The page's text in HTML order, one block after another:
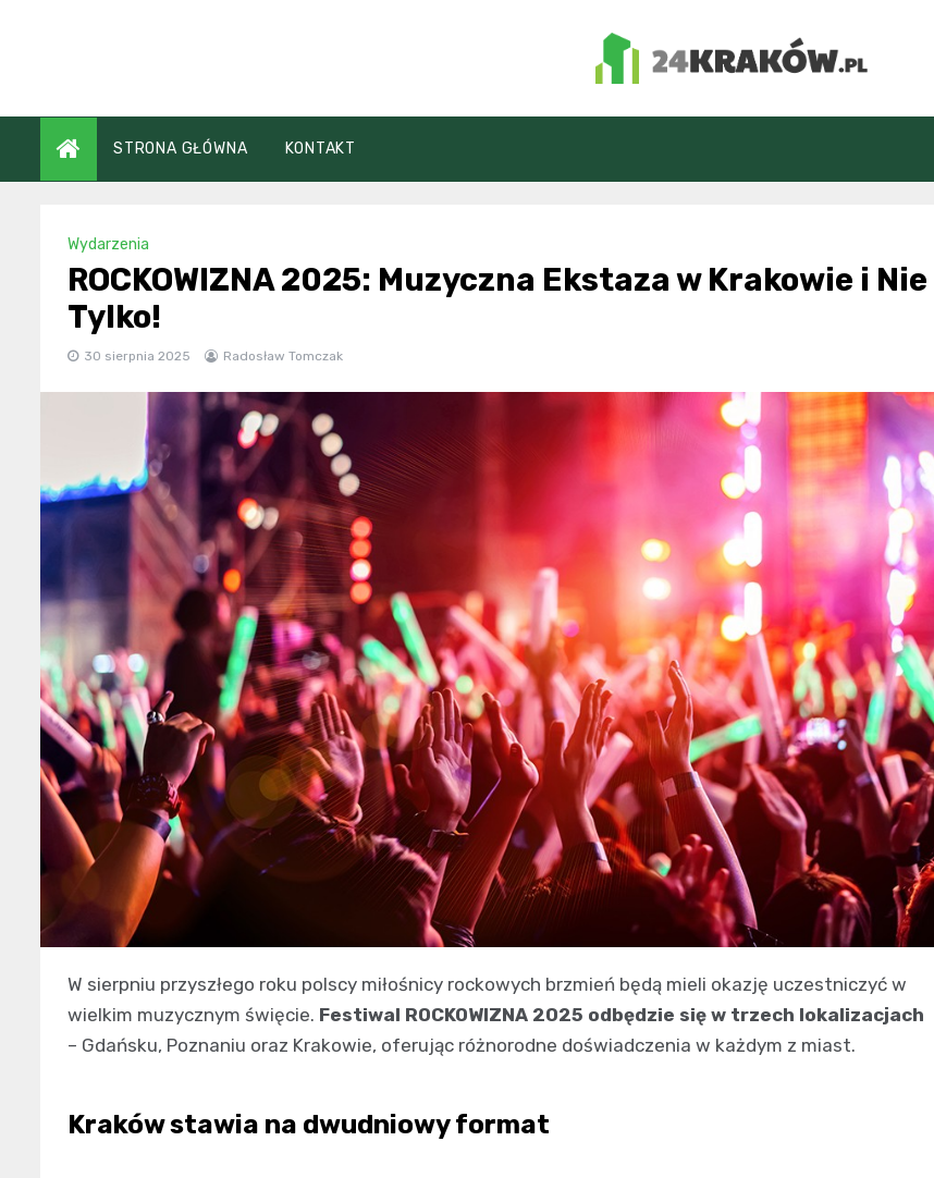
24Kraków.pl
STRONA GŁÓWNA KONTAKT
Wydarzenia
ROCKOWIZNA 2025: Muzyczna Ekstaza w Krakowie i Nie
Tylko!
30 sierpnia 2025 Radosław Tomczak
W sierpniu przyszłego roku polscy miłośnicy rockowych brzmień będą mieli okazję uczestniczyć w
wielkim muzycznym święcie. Festiwal ROCKOWIZNA 2025 odbędzie się w trzech lokalizacjach
– Gdańsku, Poznaniu oraz Krakowie, oferując różnorodne doświadczenia w każdym z miast.
Kraków stawia na dwudniowy format